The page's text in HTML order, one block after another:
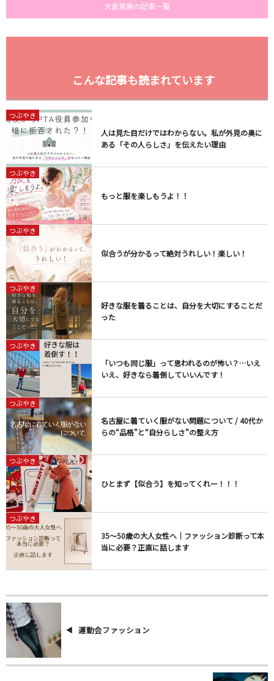
大倉恵美の記事一覧
こんな記事も読まれています
つぶやき
人は見た目だけではわからない。私が外見の奥に
ある「その人らしさ」を伝えたい理由
つぶやき
もっと服を楽しもうよ！！
つぶやき
似合うが分かるって絶対うれしい！楽しい！
つぶやき
好きな服を着ることは、自分を大切にすることだ
った
つぶやき
「いつも同じ服」って思われるのが怖い？…いえ
いえ、好きなら着倒していいんです！​
つぶやき
名古屋に着ていく服がない問題について / 40代か
らの“品格”と“自分らしさ”の整え方
つぶやき
ひとまず【似合う】を知ってくれー！！！
つぶやき
35〜50歳の大人女性へ｜ファッション診断って本
当に必要？正直に話します
運動会ファッション